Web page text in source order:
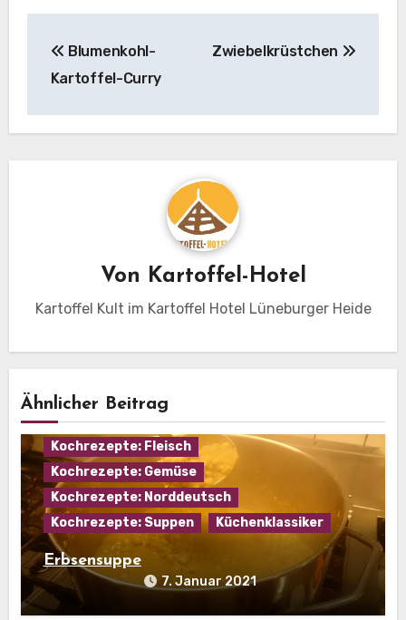
Blumenkohl-
Kartoffel-Curry
Zwiebelkrüstchen
Von Kartoffel-Hotel
Kartoffel Kult im Kartoffel Hotel Lüneburger Heide
Ähnlicher Beitrag
Eintopf
Hausmannskost
Kochrezepte: Fleisch
Kochrezepte: Gemüse
Kochrezepte: Norddeutsch
Kochrezepte: Suppen
Küchenklassiker
Erbsensuppe
7. Januar 2021